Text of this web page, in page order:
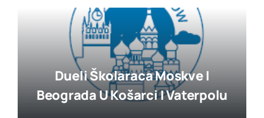
Dueli Školaraca Moskve I
Beograda U Košarci I Vaterpolu